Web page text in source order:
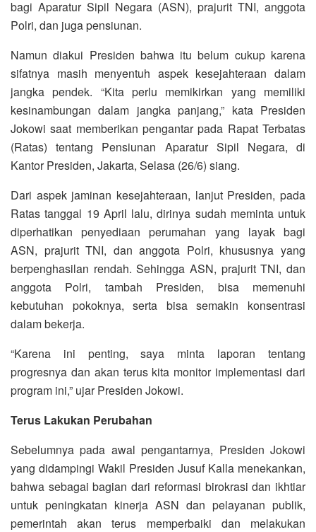
bagi Aparatur Sipil Negara (ASN), prajurit TNI, anggota
Polri, dan juga pensiunan.
Namun diakui Presiden bahwa itu belum cukup karena
sifatnya masih menyentuh aspek kesejahteraan dalam
jangka pendek. “Kita perlu memikirkan yang memiliki
kesinambungan dalam jangka panjang,” kata Presiden
Jokowi saat memberikan pengantar pada Rapat Terbatas
(Ratas) tentang Pensiunan Aparatur Sipil Negara, di
Kantor Presiden, Jakarta, Selasa (26/6) siang.
Dari aspek jaminan kesejahteraan, lanjut Presiden, pada
Ratas tanggal 19 April lalu, dirinya sudah meminta untuk
diperhatikan penyediaan perumahan yang layak bagi
ASN, prajurit TNI, dan anggota Polri, khususnya yang
berpenghasilan rendah. Sehingga ASN, prajurit TNI, dan
anggota Polri, tambah Presiden, bisa memenuhi
kebutuhan pokoknya, serta bisa semakin konsentrasi
dalam bekerja.
“Karena ini penting, saya minta laporan tentang
progresnya dan akan terus kita monitor implementasi dari
program ini,” ujar Presiden Jokowi.
Terus Lakukan Perubahan
Sebelumnya pada awal pengantarnya, Presiden Jokowi
yang didampingi Wakil Presiden Jusuf Kalla menekankan,
bahwa sebagai bagian dari reformasi birokrasi dan ikhtiar
untuk peningkatan kinerja ASN dan pelayanan publik,
pemerintah akan terus memperbaiki dan melakukan